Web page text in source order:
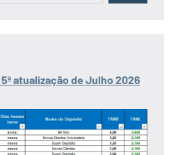
atualização de Julho 2026